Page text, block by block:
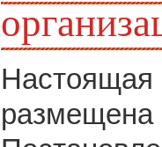
размещена